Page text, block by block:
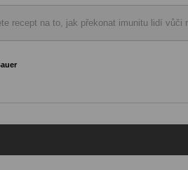
recept na to, jak překonat imunitu lidí vůči